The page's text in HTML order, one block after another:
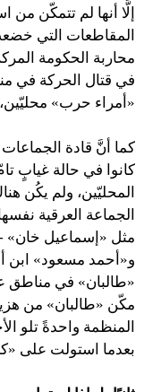
إلَّا أنها لم تتمكّن
المقاطعات التي
محاربة الحكومة
في قتال الحركة في
«أمراء حرب»
كما أنَّ قادة
كانوا في حالة غيابٍ
المحليّين، ولم يكُن
الجماعة العرقية
مثل «إسماعيل خان»
و«أحمد مسعود» ابن
«طالبان» في مناطق
مكّن «طالبان» من
المنظمة واحدةً تلو
بعدما استولت على «كابل»